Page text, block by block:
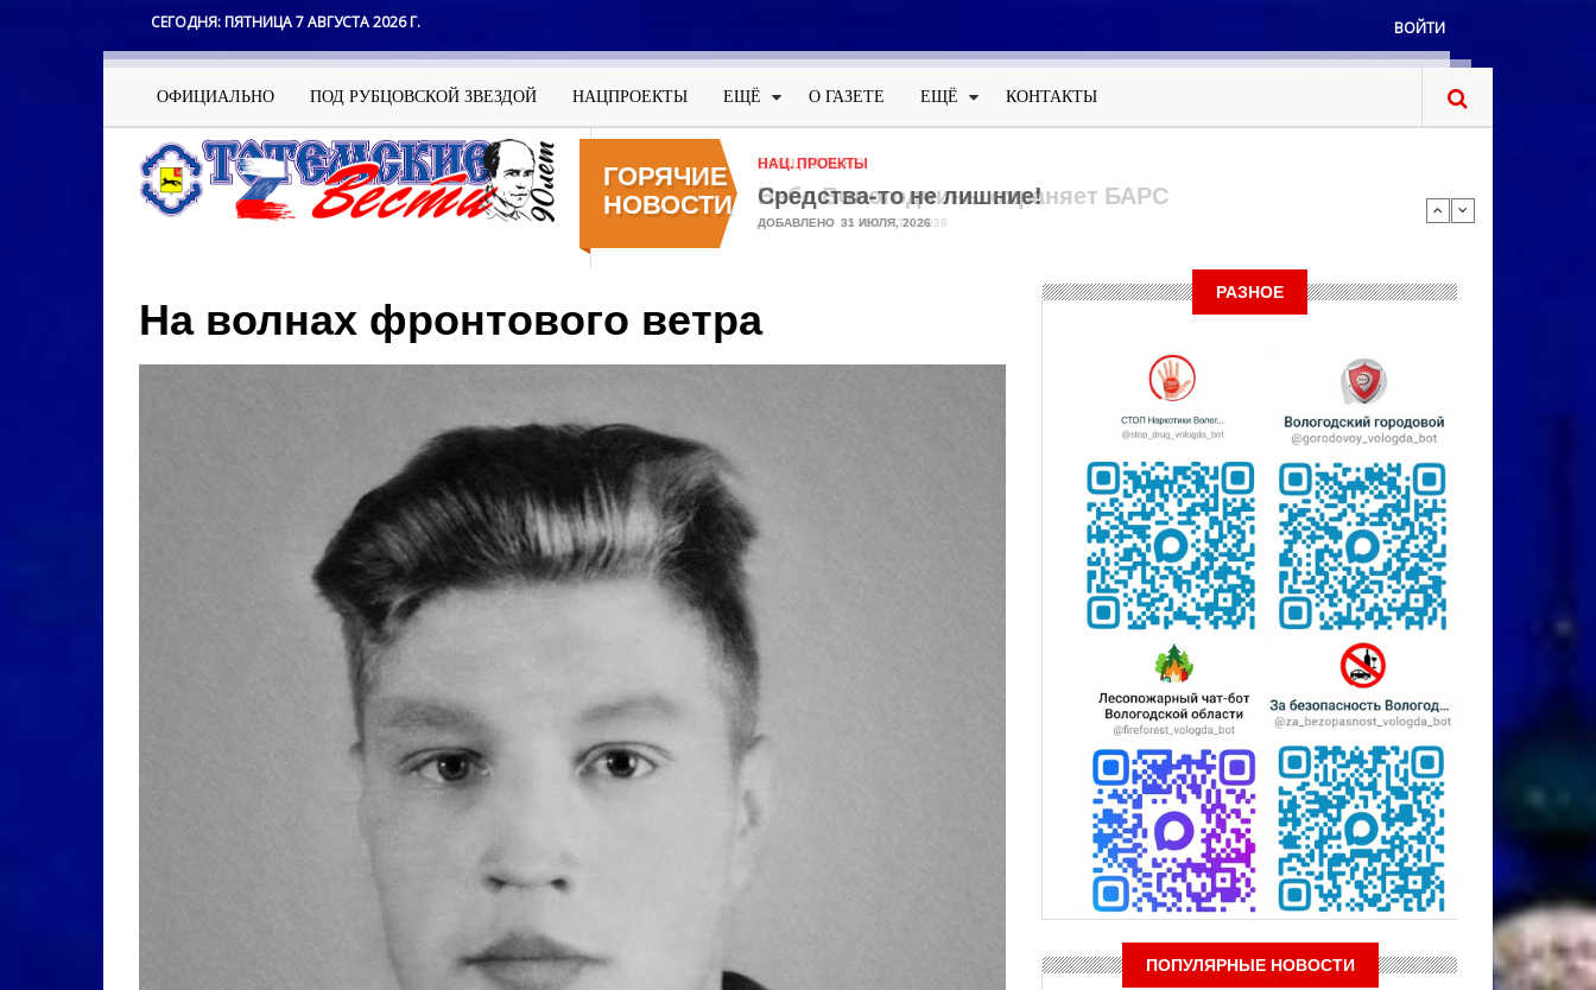
СЕГОДНЯ:ПЯТНИЦА 7 АВГУСТА 2026 Г.
Меню
учётной
записи
пользователя
ВОЙТИ
Основная
навигация
ОФИЦИАЛЬНО ПОД РУБЦОВСКОЙ ЗВЕЗДОЙ НАЦПРОЕКТЫ ЕЩЁ О ГАЗЕТЕ ЕЩЁ КОНТАКТЫ
ГОРЯЧИЕ
НОВОСТИ
НАЦ. ПРОЕКТЫ
Средства-то не лишние!
ДОБАВЛЕНО 31 ИЮЛЯ, 2026
На волнах фронтового ветра РАЗНОЕ
ПОПУЛЯРНЫЕ НОВОСТИ